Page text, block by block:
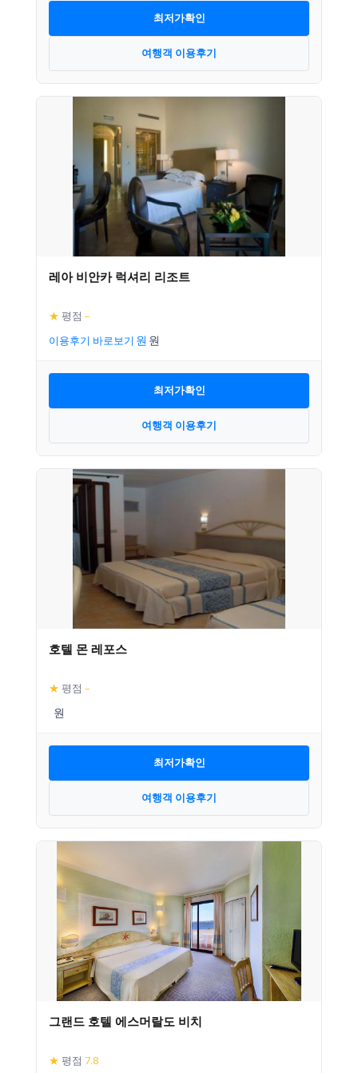
최저가확인
여행객 이용후기
레아 비안카 럭셔리 리조트
★ 평점 –
이용후기 바로보기
최저가확인
여행객 이용후기
호텔 몬 레포스
★ 평점 –
최저가확인
여행객 이용후기
그랜드 호텔 에스머랄도 비치
★ 평점 7.8